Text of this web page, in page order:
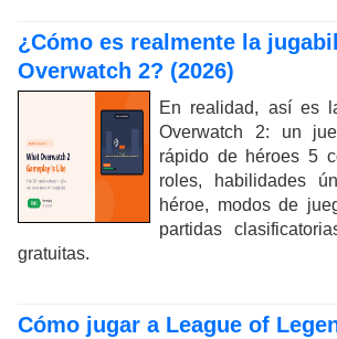
¿Cómo es realmente la
Overwatch 2? (2026)
En realidad, así es
Overwatch 2: un
rápido de héroes 5
roles, habilidades
héroe, modos de
partidas
gratuitas.
Cómo jugar a League of